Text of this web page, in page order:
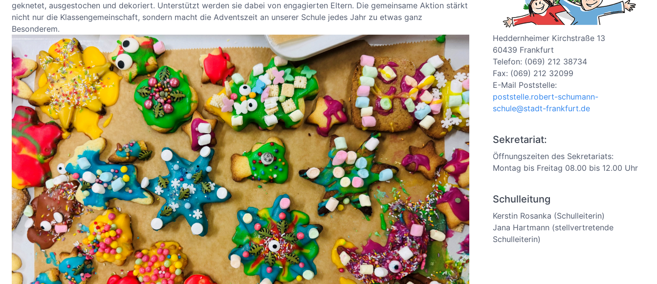
geknetet, ausgestochen und dekoriert. Unterstützt werden sie dabei von engagierten Eltern. Die gemeinsame Aktion stärkt
nicht nur die Klassengemeinschaft, sondern macht die Adventszeit an unserer Schule jedes Jahr zu etwas ganz
Besonderem.
Heddernheimer Kirchstraße 13
60439 Frankfurt
Telefon: (069) 212 38734
Fax: (069) 212 32099
E-Mail Poststelle:
poststelle.robert-schumann-
schule@stadt-frankfurt.de
Sekretariat:
Öffnungszeiten des Sekretariats:
Montag bis Freitag 08.00 bis 12.00 Uhr
Schulleitung
Kerstin Rosanka (Schulleiterin)
Jana Hartmann (stellvertretende
Schulleiterin)